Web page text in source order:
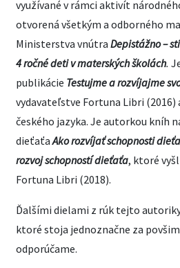
využívané v rámci aktivít
otvorená všetkým a odborného
Ministerstva vnútra Depistážno –
4 ročné deti v materských školách.
publikácie Testujme a rozvíjajme
vydavateľstve Fortuna Libri (2016)
českého jazyka. Je autorkou kníh
dieťaťaAko rozvíjať schopnosti
rozvoj schopností dieťaťa, ktoré
Fortuna Libri (2018).
Ďalšími dielami z rúk tejto
ktoré stoja jednoznačne za
odporúčame.